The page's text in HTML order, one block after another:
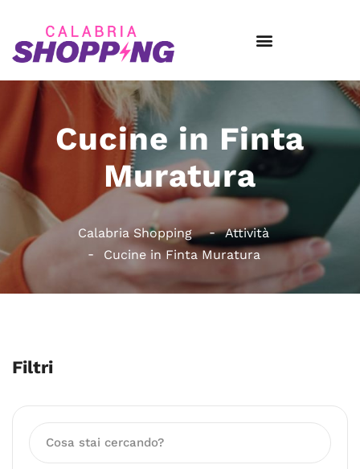
Cucine in Finta
Muratura
Calabria Shopping
Attività
Cucine in Finta Muratura
Filtri